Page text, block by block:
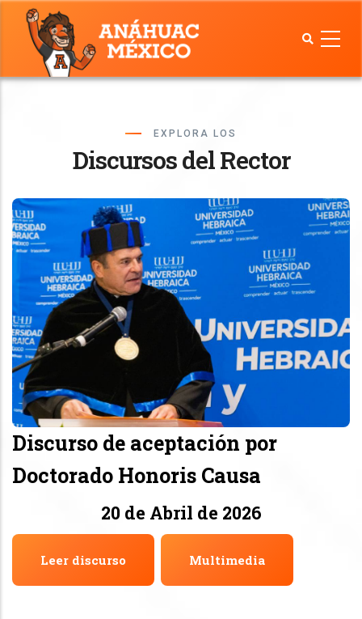
Pasar
contenido
principal
EXPLORA LOS
Discursos del Rector
Discurso de aceptación por
Doctorado Honoris Causa
20 de Abril de 2026
Leer discurso Multimedia